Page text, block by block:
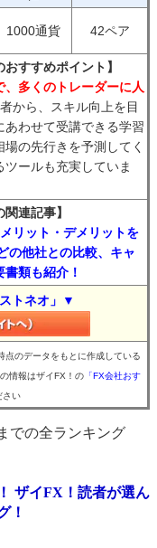
1000通貨 42ペア
すすめポイント】
多くのトレーダーに人
から、スキル向上を目
わせて受講できる学習
の先行きを予測してく
ールも充実していま
連記事】
リット・デメリットを
の他社との比較、キャ
類も紹介！
トネオ」▼
のデータをもとに作成している
情報はザイFX！の 「FX会社おす
さい
での全ランキング
ザイFX！読者が選ん
！